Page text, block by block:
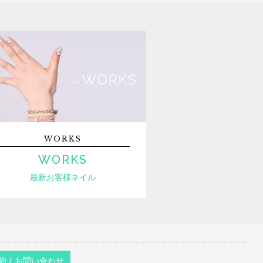
WORKS
WORKS
最新お客様ネイル
/ お問い合わせ